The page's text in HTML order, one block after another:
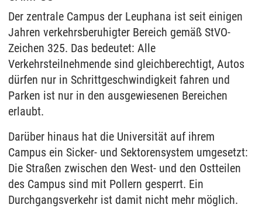
Der zentrale Campus der Leuphana ist seit einigen
Jahren verkehrsberuhigter Bereich gemäß StVO-
Zeichen 325. Das bedeutet: Alle
Verkehrsteilnehmende sind gleichberechtigt, Autos
dürfen nur in Schrittgeschwindigkeit fahren und
Parken ist nur in den ausgewiesenen Bereichen
erlaubt.
Darüber hinaus hat die Universität auf ihrem
Campus ein Sicker- und Sektorensystem umgesetzt:
Die Straßen zwischen den West- und den Ostteilen
des Campus sind mit Pollern gesperrt. Ein
Durchgangsverkehr ist damit nicht mehr möglich.